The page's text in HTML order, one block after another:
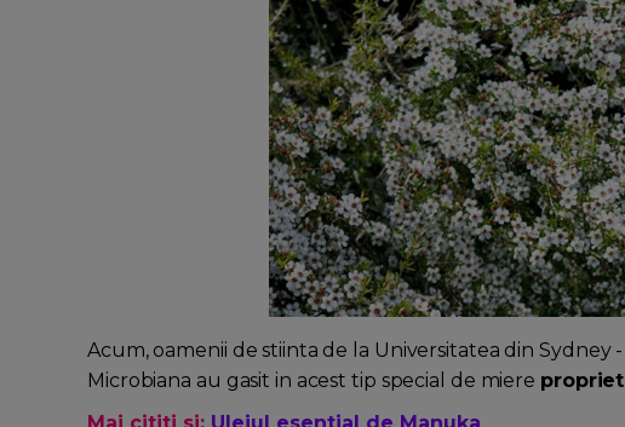
Acum, oamenii de stiinta de la Universitatea din Sydney
Microbiana au gasit in acest tip special de miere